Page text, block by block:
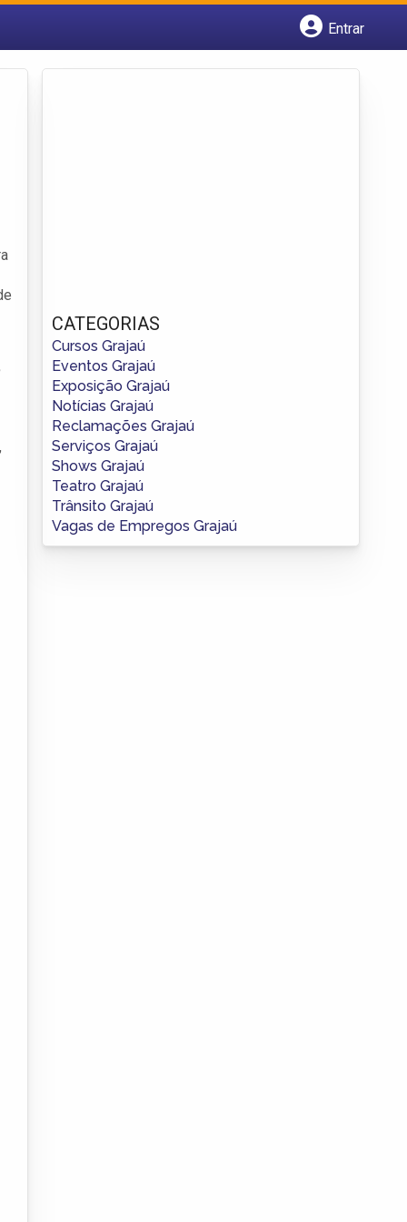
Entrar
CATEGORIAS
Cursos Grajaú
Eventos Grajaú
Exposição Grajaú
Notícias Grajaú
Reclamações Grajaú
Serviços Grajaú
Shows Grajaú
Teatro Grajaú
Trânsito Grajaú
Vagas de Empregos Grajaú